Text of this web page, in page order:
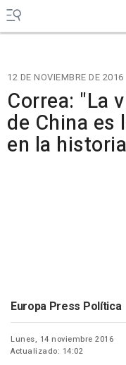
12 DE NOVIEMBRE DE 2016
Correa: "La
de China
en la
Europa Press Política
Lunes, 14 noviembre 2016
Actualizado: 14:02